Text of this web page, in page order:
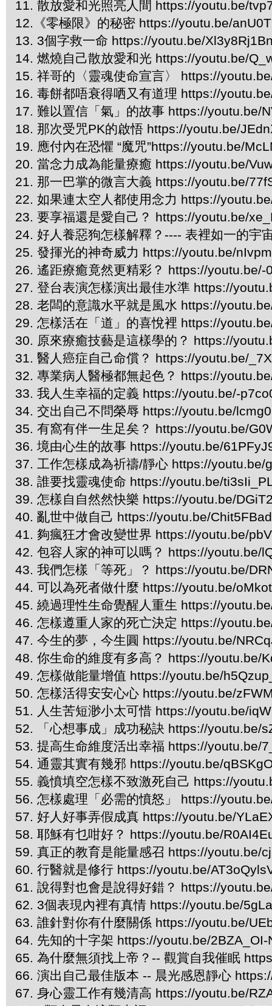
11. 散放愛和光照亮人間 https://youtu.be/
12.《零極限》的秘密 https://youtu.be/
13. 3個字救一命 https://youtu.be/
14. 燃燒自己散放愛和光 https://youtu.be/
15. 祥哥的〈靈魂使命宣言〉 https://
16. 毒餅都唔衰得哂又有道理 https://
17. 難以置信「氣」的故事 https://youtu.be/
18. 那次受咒PK的啟悟 https://youtu.be/
19. 應付內在恐懼 “魔咒”https://youtu.be/
20. 當念力成為能量療癒 https://youtu.be/
21. 那一巴掌的微言大義 https://youtu.be/
22. 如果連太空人都使用念力 https://
23. 要享福還是愛自己？ https://youtu.be/
24. 好人養惡狗怎樣解釋？---- 表裡如一的宇
25. 發揮光的神奇威力 https://youtu.be/
26. 遙距療癒竟然更精彩？ https://youtu.be/-
27. 登台表演怎樣演出最佳水準 https://
28. 老闆的意識水平就是風水 https://
29. 怎樣活在「道」的喜悅裡 https://
30. 原來療癒技藝是這樣學的？ https://
31. 醫人癌症自己命償？ https://youtu.be/
32. 專業病人醫極都無起色？ https://
33. 我人生幸福的定義 https://youtu.be/-
34. 交出自己不問榮辱 https://youtu.be/
35. 有窩有伴一生足矣？ https://youtu.be/
36. 境由心生的故事 https://youtu.be/
37. 工作怎樣成為祈禱/靜心 https://youtu.be/
38. 誰要找靈魂使命 https://youtu.be/
39. 怎樣自自然然快樂 https://youtu.be/
40. 亂世中做自己 https://youtu.be/
41. 夠瘋狂才會改變世界 https://youtu.be/
42. 包容人家的神可以嗎？ https://youtu.be/
43. 我們怎樣「等死」？ https://youtu.be/
44. 可以為死者做什麼 https://youtu.be/
45. 繞過理性生命覺醒人重生 https://
46. 怎樣遵重人家的死亡決定 https://
47. 今生的夢，今生圓 https://youtu.be/
48. 你生命的維度有多高？ https://youtu.be/
49. 怎樣做能量增值 https://youtu.be/
50. 怎樣活得安安心心 https://youtu.be/
51. 人生苦短渺小太可惜 https://youtu.be/
52. 「心想事成」成功秘訣 https://youtu.be/
53. 提高生命維度活出幸福 https://youtu.be/
54. 通靈其實有幾邪 https://youtu.be/
55. 義憤填空怎樣不致激死自己 https://
56. 怎樣處理「必需的憤怒」 https://
57. 好人好事弄假成真 https://youtu.be/
58. 耶穌有乜咁好？ https://youtu.be/
59. 真正的教育是能量感召 https://youtu.be/
60. 行醫就是修行 https://youtu.be/
61. 說得對也會是說得好錯？ https://
62. 3個表現內裡有真情 https://youtu.be/
63. 誰針對你有什麼關係 https://youtu.be/
64. 先知的十字架 https://youtu.be/2BZA_OI-
65. 為什麼無須找上帝？-- 觀賞自我催眠
66. 演出自己最佳版本 -- 晨光感恩靜心
67. 身心靈工作有幾清高 https://youtu.be/